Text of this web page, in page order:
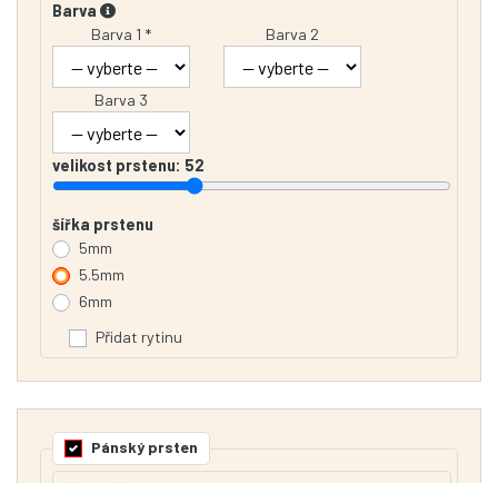
Barva
Barva 1 *
Barva 2
Barva 3
velikost prstenu: 52
šířka prstenu
5mm
5.5mm
6mm
Přidat rytinu
Pánský prsten